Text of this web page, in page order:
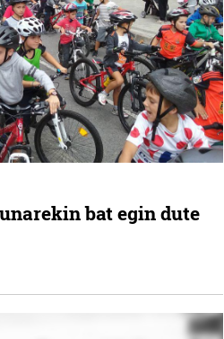
bat egin dute